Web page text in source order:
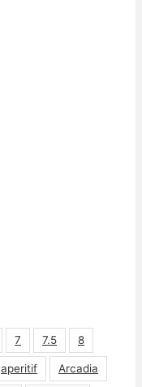
7 7.5 8
aperitif Arcadia